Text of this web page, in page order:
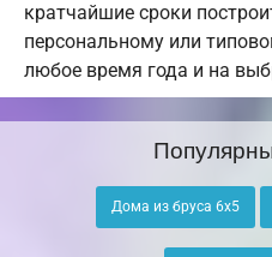
кратчайшие сроки
персональному или
любое время года и на
Дома из бруса 6х5